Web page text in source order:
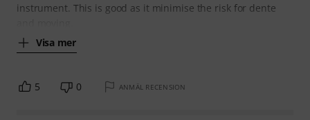
instrument. This is good as it minimise the risk for dente
Visa mer
5 0 ANMÄL RECENSION